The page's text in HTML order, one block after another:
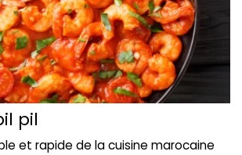
Connexion
pil
et rapide de la cuisine marocaine